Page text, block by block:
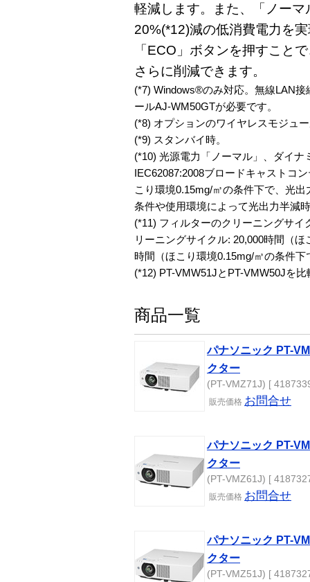
軽減します。また、「ノー
20%(*12)減の低消費電力を
「ECO」ボタンを押すこと
さらに削減できます。
(*7) Windows®のみ対応。無線LAN
ールAJ-WM50GTが必要です。
(*8) オプションのワイヤレスモジュ
(*9) スタンバイ時。
(*10) 光源電力「ノーマル」、ダイナ
IEC62087:2008ブロードキャストコ
こり環境0.15mg/㎥の条件下で、光
条件や使用環境によって光出力半減
(*11) フィルターのクリーニングサ
リーニングサイクル: 20,000時間（
時間（ほこり環境0.15mg/㎥の条件
(*12) PT-VMW51JとPT-VMW50Jを
商品一覧
パナソニック PT-
クター
(PT-VMZ71J) [
販売価格 お問合せ
パナソニック PT-
クター
(PT-VMZ61J) [
販売価格 お問合せ
パナソニック PT-
クター
(PT-VMZ51J) [